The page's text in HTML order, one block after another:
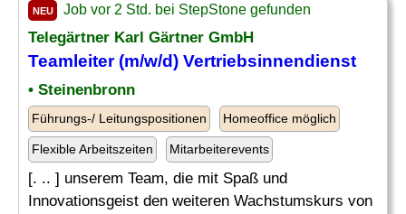
NEU Job vor 2 Std. bei StepStone gefunden
Telegärtner Karl Gärtner GmbH
Teamleiter (m/w/d) Vertriebsinnendienst
• Steinenbronn
Führungs-/ Leitungspositionen Homeoffice möglich
Flexible Arbeitszeiten Mitarbeiterevents
[. .. ] unserem Team, die mit Spaß und
Innovationsgeist den weiteren Wachstumskurs von